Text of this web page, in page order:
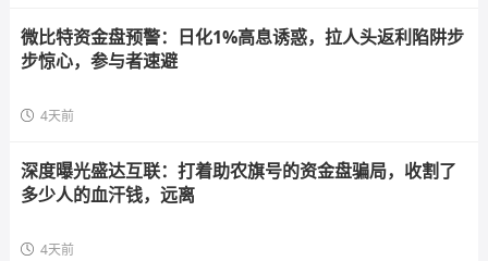
微比特资金盘预警：日化1%高息诱惑，拉人头返利陷阱步
步惊心，参与者速避
4天前
深度曝光盛达互联：打着助农旗号的资金盘骗局，收割了
多少人的血汗钱，远离
4天前